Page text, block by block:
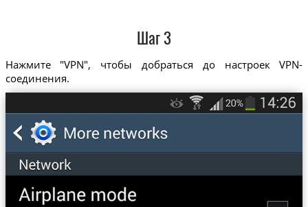
Шаг 3
Нажмите "VPN", чтобы добраться до настроек VPN-
соединения.